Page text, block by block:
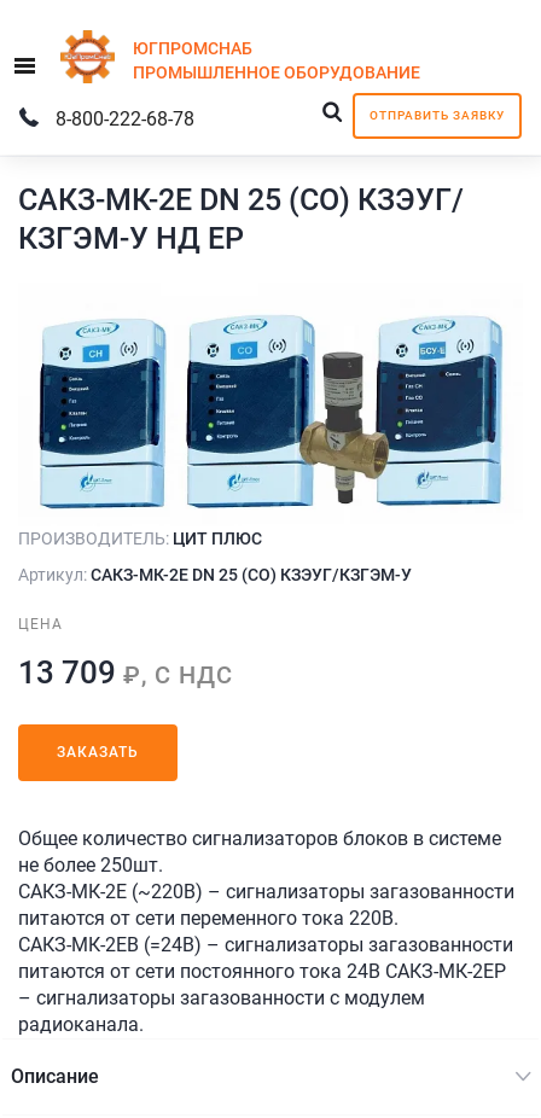
Menu
ЮГПРОМСНАБ
ПРОМЫШЛЕННОЕОБОРУДОВАНИЕ
ОТПРАВИТЬ ЗАЯВКУ
8-800-222-68-78
САКЗ-МК-2Е DN 25 (СО) КЗЭУГ/
КЗГЭМ-У НД ЕР
ПРОИЗВОДИТЕЛЬ: ЦИТ ПЛЮС
Артикул:САКЗ-МК-2Е DN 25 (СО) КЗЭУГ/КЗГЭМ-У
ЦЕНА
13 709 ₽, С НДС
ЗАКАЗАТЬ
Общее количество сигнализаторов блоков в системе
не более 250шт.
САКЗ-МК-2Е (~220В) – сигнализаторы загазованности
питаются от сети переменного тока 220В.
САКЗ-МК-2ЕВ (=24В) – сигнализаторы загазованности
питаются от сети постоянного тока 24В САКЗ-МК-2ЕР
– сигнализаторы загазованности с модулем
радиоканала.
Описание